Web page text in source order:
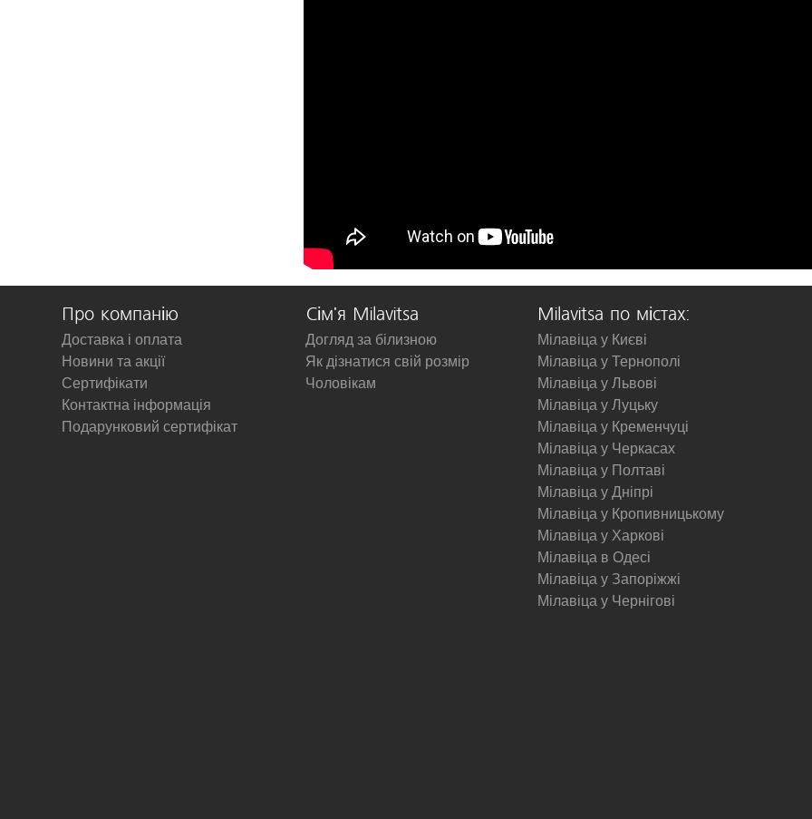
Про компанію
Доставка і оплата
Новини та акції
Сертифікати
Контактна інформація
Подарунковий сертифікат
Сім'я Milavitsa
Догляд за білизною
Як дізнатися свій розмір
Чоловікам
Milavitsa по містах:
Мілавіца у Києві
Мілавіца у Тернополі
Мілавіца у Львові
Мілавіца у Луцьку
Мілавіца у Кременчуці
Мілавіца у Черкасах
Мілавіца у Полтаві
Мілавіца у Дніпрі
Мілавіца у Кропивницькому
Мілавіца у Харкові
Мілавіца в Одесі
Мілавіца у Запоріжжі
Мілавіца у Чернігові